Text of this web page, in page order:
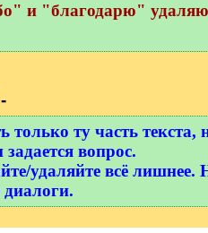
и "благодарю"
только ту часть текста,
вопрос.
удаляйте всё лишнее.
диалоги.